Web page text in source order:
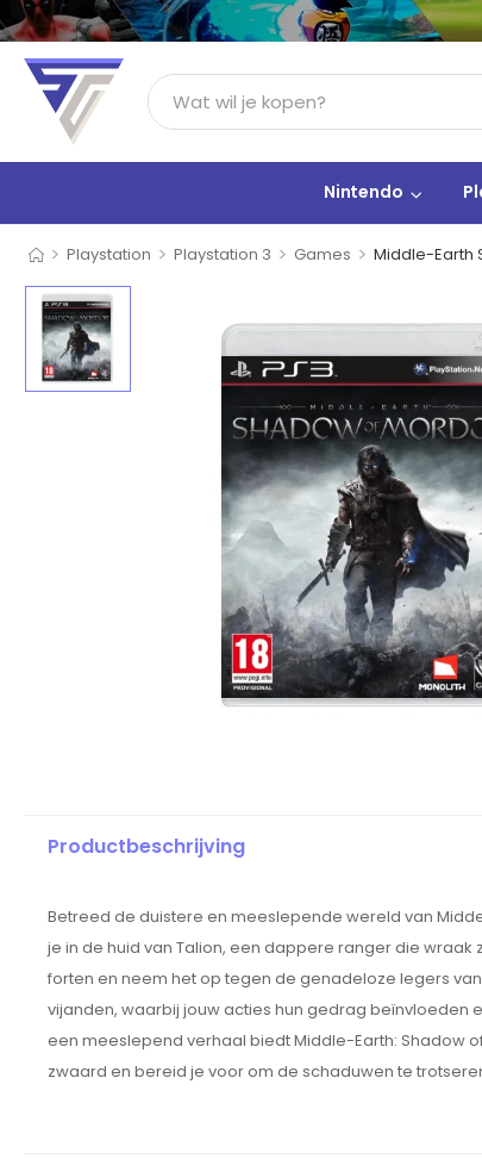
Nintendo
> Playstation > Playstation 3 > Games > Middle-Earth
Productbeschrijving
Betreed de duistere en meeslepende wereld van
je in de huid van Talion, een dappere ranger die
forten en neem het op tegen de genadeloze legers
vijanden, waarbij jouw acties hun gedrag beïnvloeden
een meeslepend verhaal biedt Middle-Earth: Shadow
zwaard en bereid je voor om de schaduwen te